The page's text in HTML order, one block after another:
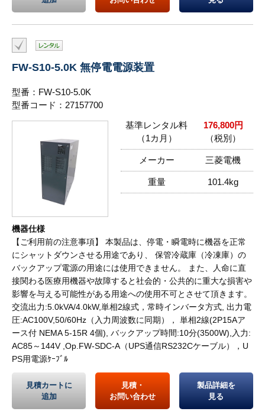
FW-S10-5.0K 無停電電源装置
型番：FW-S10-5.0K
型番コード：27157700
基準レンタル料
（1カ月）
176,800円
（税別）
メーカー 三菱電機
重量 101.4kg
機器仕様
【ご利用前の注意事項】 本製品は、停電・瞬電時に機器を正常
にシャットダウンさせる用途であり、 保管冷蔵庫（冷凍庫）の
バックアップ電源の用途には使用できません。 また、人命に直
接関わる医療用機器や故障すると社会的・公共的に重大な損害や
影響を与える可能性がある用途への使用不可とさせて頂きます。
交流出力:5.0kVA/4.0kW,単相2線式，常時インバータ方式, 出力電
圧:AC100V,50/60Hz（入力周波数に同期）， 単相2線(2P15Aア
ース付 NEMA 5-15R 4個), バックアップ時間:10分(3500W),入力:
AC85～144V ,Op.FW-SDC-A（UPS通信RS232Cケーブル），U
PS用電源ｹｰﾌﾞﾙ
見積カートに
追加
見積・
お問い合わせ
製品詳細を
見る